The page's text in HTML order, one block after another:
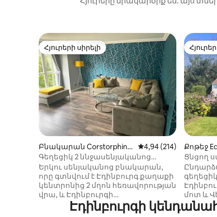
Հյուրերի սիրելի
Հյուրերի սիրելի
Բնակարան Corstorphine
-ում
Միջին վարկանիշը՝
4,94 (214)
Գեղեցիկ 2 ննջասենյականոց
բնակարան անվճար
կայանատեղիով։
Երկու սենյականոց բնակարան,
որը գտնվում է Էդինբուրգ քաղաքի
կենտրոնից 2 մղոն հեռավորության
վրա, և Էդինբուրգի
օդանավակայանից 4 մղոն
հեռավորության վրա ։
Քոթեջ
Ցնցող
մոտ և
մղոն
Էդինբուրգի